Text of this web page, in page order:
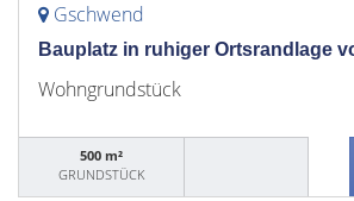
Gschwend
Bauplatz in ruhiger Ortsrandlage
Wohngrundstück
500 m²
GRUNDSTÜCK